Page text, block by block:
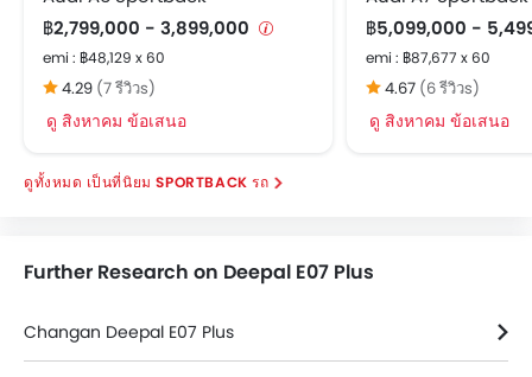
฿2,799,000 - 3,899,000
emi : ฿48,129 x 60
4.29 (7 รีวิวs)
ดู สิงหาคม ข้อเสนอ
฿5,099,000 -
emi : ฿87,677 x 60
4.67 (6 รีวิวs)
ดู สิงหาคม ข้อเสนอ
เป็นที่นิยม SPORTBACK รถ
Further Research on Deepal E07 Plus
Changan Deepal E07 Plus